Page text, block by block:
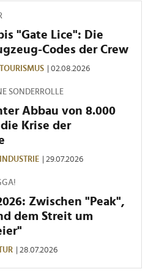
"Gate Lice": Die
Codes der Crew
TOURISMUS | 02.08.2026
SONDERROLLE
Abbau von 8.000
Krise der
INDUSTRIE | 29.07.2026
Zwischen "Peak",
dem Streit um
| 28.07.2026